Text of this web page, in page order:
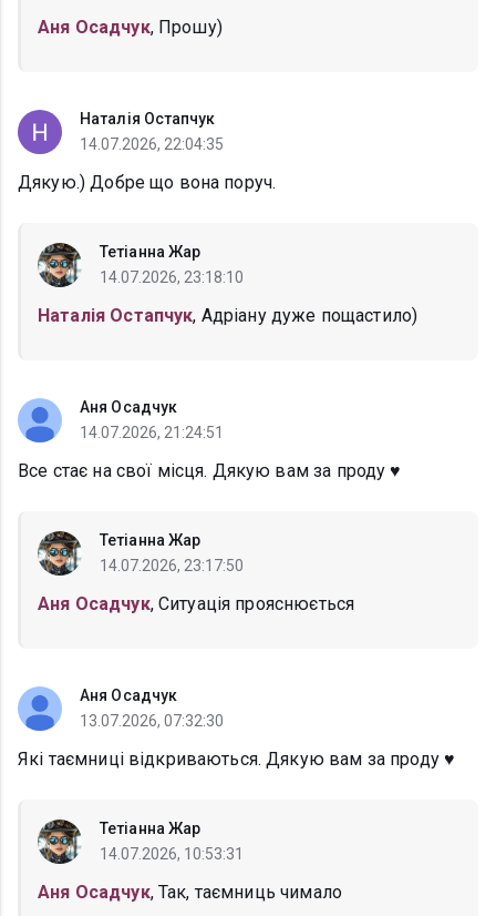
Аня Осадчук, Прошу)
Наталія Остапчук
14.07.2026, 22:04:35
Дякую.) Добре що вона поруч.
Тетіанна Жар
14.07.2026, 23:18:10
Наталія Остапчук, Адріану дуже пощастило)
Аня Осадчук
14.07.2026, 21:24:51
Все стає на свої місця. Дякую вам за проду ♥️
Тетіанна Жар
14.07.2026, 23:17:50
Аня Осадчук, Ситуація прояснюється
Аня Осадчук
13.07.2026, 07:32:30
Які таємниці відкриваються. Дякую вам за проду ♥️
Тетіанна Жар
14.07.2026, 10:53:31
Аня Осадчук, Так, таємниць чимало